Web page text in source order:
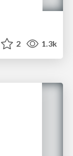
2 1.3k